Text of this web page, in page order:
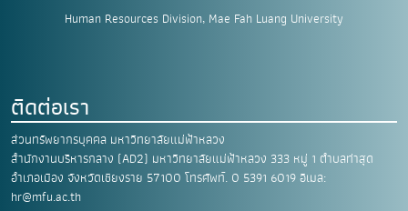
Human Resources Division, Mae Fah Luang University
ติดต่อเรา
ส่วนทรัพยากรบุคคล มหาวิทยาลัยแม่ฟ้าหลวง
สำนักงานบริหารกลาง (AD2) มหาวิทยาลัยแม่ฟ้าหลวง 333 หมู่ 1 ตำบลท่าสุด
อำเภอเมือง จังหวัดเชียงราย 57100 โทรศัพท์. 0 5391 6019อีเมล:
hr@mfu.ac.th